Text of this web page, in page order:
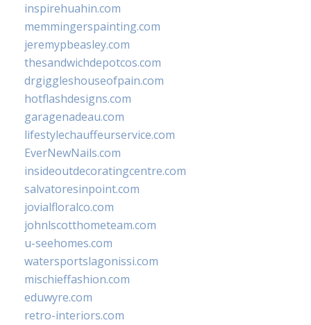
inspirehuahin.com
memmingerspainting.com
jeremypbeasley.com
thesandwichdepotcos.com
drgiggleshouseofpain.com
hotflashdesigns.com
garagenadeau.com
lifestylechauffeurservice.com
EverNewNails.com
insideoutdecoratingcentre.com
salvatoresinpoint.com
jovialfloralco.com
johnlscotthometeam.com
u-seehomes.com
watersportslagonissi.com
mischieffashion.com
eduwyre.com
retro-interiors.com